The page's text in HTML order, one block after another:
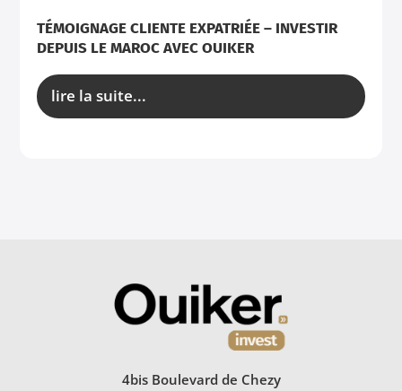
TÉMOIGNAGE CLIENTE EXPATRIÉE – INVESTIR
DEPUIS LE MAROC AVEC OUIKER
lire la suite...
4bis Boulevard de Chezy